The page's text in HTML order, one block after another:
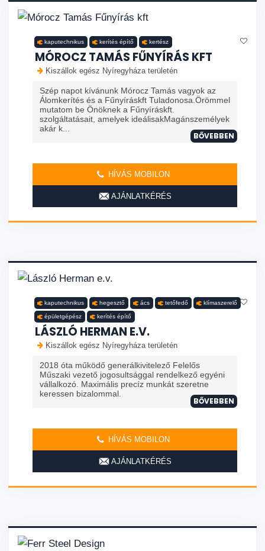
kaputechnikus kerítés építő kertész
MÓROCZ TAMÁS FŰNYÍRÁS KFT
Kiszállok egész Nyíregyháza területén
Szép napot kívánunk Mórocz Tamás vagyok az
Álomkerítés és a Fűnyíráskft Tuladonosa.Örömmel
mutatom be Önöknek a Fűnyíráskft.
szolgáltatásait, amelyek ideálisakMagánszemélyek
akár k...
BŐVEBBEN
HÍVÁS MOBILON
AJÁNLATKÉRÉS
kaputechnikus hegesztő ács tetőfedő klímaszerelő
épületgépész kerítés építő
LÁSZLÓ HERMAN E.V.
Kiszállok egész Nyíregyháza területén
2018 óta működő generálkivitelező Felelős
Műszaki vezető jogosultsággal rendelkező egyéni
vállalkozó. Maximális precíz munkát szeretne
keressen bizalommal.
BŐVEBBEN
HÍVÁS MOBILON
AJÁNLATKÉRÉS